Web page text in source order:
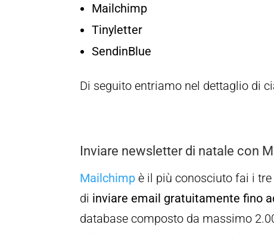
Mailchimp
Tinyletter
SendinBlue
Di seguito entriamo nel dettaglio di
Inviare newsletter di natale con
Mailchimp è il più conosciuto fai i
di inviare email gratuitamente fino
database composto da massimo